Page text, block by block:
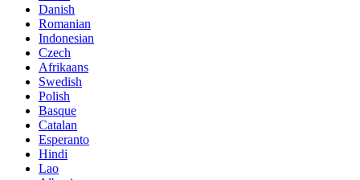
Danish
Romanian
Indonesian
Czech
Afrikaans
Swedish
Polish
Basque
Catalan
Esperanto
Hindi
Lao